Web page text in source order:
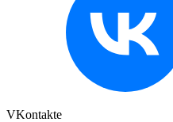
VKontakte